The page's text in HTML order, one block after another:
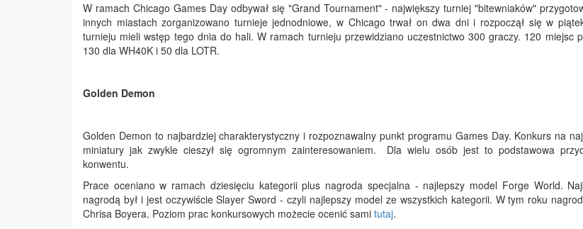
W ramach Chicago Games Day odbywał się "Grand Tournament" - największy turniej "bitewniaków"
innych miastach zorganizowano turnieje jednodniowe, w Chicago trwał on dwa dni i rozpoczął się w
turnieju mieli wstęp tego dnia do hali. W ramach turnieju przewidziano uczestnictwo 300 graczy. 120 miejsc
130 dla WH40K i 50 dla LOTR.
Golden Demon
Golden Demon to najbardziej charakterystyczny i rozpoznawalny punkt programu Games Day. Konkurs na
miniatury jak zwykle cieszył się ogromnym zainteresowaniem. Dla wielu osób jest to podstawowa
konwentu.
Prace oceniano w ramach dziesięciu kategorii plus nagroda specjalna - najlepszy model Forge World.
nagrodą był i jest oczywiście Slayer Sword - czyli najlepszy model ze wszystkich kategorii. W tym roku
Chrisa Boyera. Poziom prac konkursowych możecie ocenić sami tutaj.